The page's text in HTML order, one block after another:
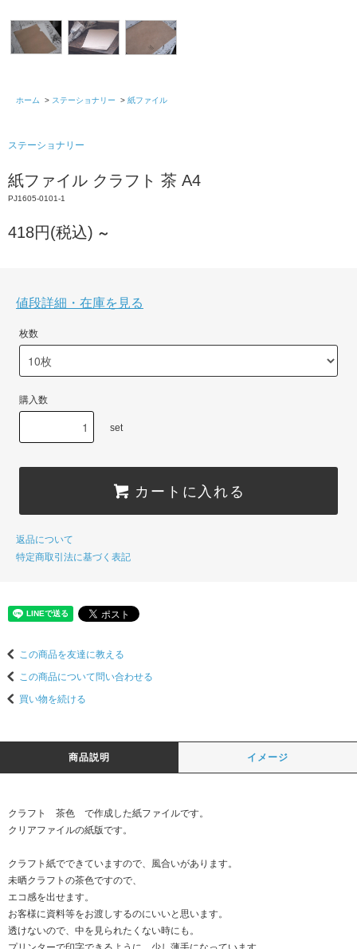
ホーム > ステーショナリー > 紙ファイル
ステーショナリー
紙ファイル クラフト 茶 A4
PJ1605-0101-1
418円(税込) ～
値段詳細・在庫を見る
枚数
購入数
set
カートに入れる
返品について
特定商取引法に基づく表記
この商品を友達に教える
この商品について問い合わせる
買い物を続ける
商品説明 イメージ
クラフト 茶色 で作成した紙ファイルです。
クリアファイルの紙版です。
クラフト紙でできていますので、風合いがあります。
未晒クラフトの茶色ですので、
エコ感を出せます。
お客様に資料等をお渡しするのにいいと思います。
透けないので、中を見られたくない時にも。